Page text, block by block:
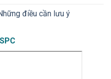
điều cần lưu ý